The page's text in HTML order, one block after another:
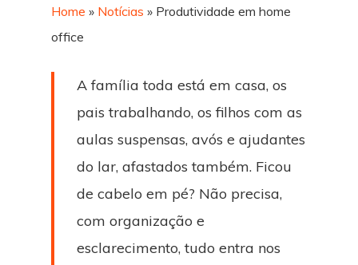
Home » Notícias » Produtividade em home
office
A família toda está em casa, os
pais trabalhando, os filhos com as
aulas suspensas, avós e ajudantes
do lar, afastados também. Ficou
de cabelo em pé? Não precisa,
com organização e
esclarecimento, tudo entra nos